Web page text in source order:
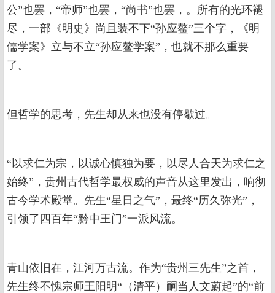
公”也罢，“帝师”也罢，“尚书”也罢，。所有的光环褪
尽，一部《明史》尚且装不下“孙应鳌”三个字，《明
儒学案》立与不立“孙应鳌学案”，也就不那么重要
了。
但哲学的思考，先生却从来也没有停歇过。
“以求仁为宗，以诚心慎独为要，以尽人合天为求仁之
始终”，贵州古代哲学最权威的声音从这里发出，响彻
古今学术殿堂。先生“星日之气”，最终“历久弥光”，
引领了四百年“黔中王门”一派风流。
青山依旧在，江河万古流。作为“贵州三先生”之首，
先生终不愧宗师王阳明“（清平）嗣当人文蔚起”的“前